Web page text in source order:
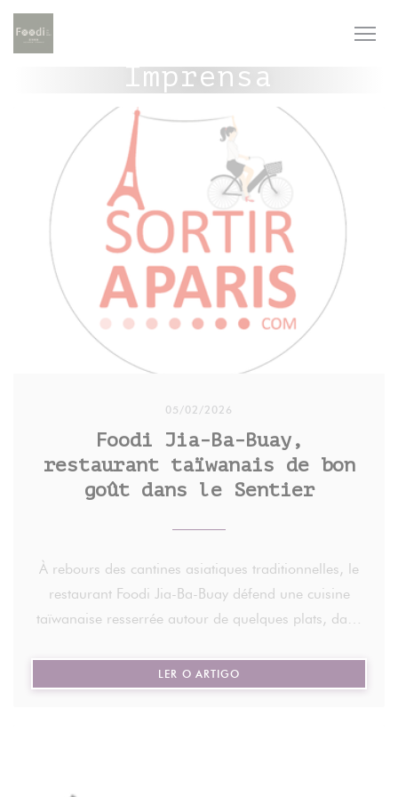
Painel de Gerenciamento de Cookies
Imprensa
05/02/2026
Foodi Jia-Ba-Buay,
restaurant taïwanais de bon
goût dans le Sentier
À rebours des cantines asiatiques traditionnelles, le
restaurant Foodi Jia-Ba-Buay défend une cuisine
taïwanaise resserrée autour de quelques plats, dans
Chez Foodi Jia-Ba-Buay, pas de lanternes rouges ni
lignes contemporaines et un décor sobre, baigné de
LER O ARTIGO((ABRE NUMA NOVA